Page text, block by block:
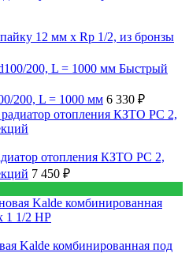
12 мм х Rp 1/2, из бронзы
Быстрый
200, L = 1000 мм 6 330 ₽
отопления КЗТО РС 2,
7 450 ₽
Kalde комбинированная под